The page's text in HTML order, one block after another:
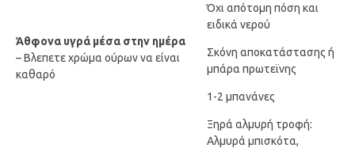
Άθφονα υγρά μέσα στην ημέρα
– Βλεπετε χρώμα ούρων να είναι
καθαρό
Όχι απότομη πόση και
ειδικά νερού
Σκόνη αποκατάστασης ή
μπάρα πρωτεϊνης
1-2 μπανάνες
Ξηρά αλμυρή τροφή:
Αλμυρά μπισκότα,